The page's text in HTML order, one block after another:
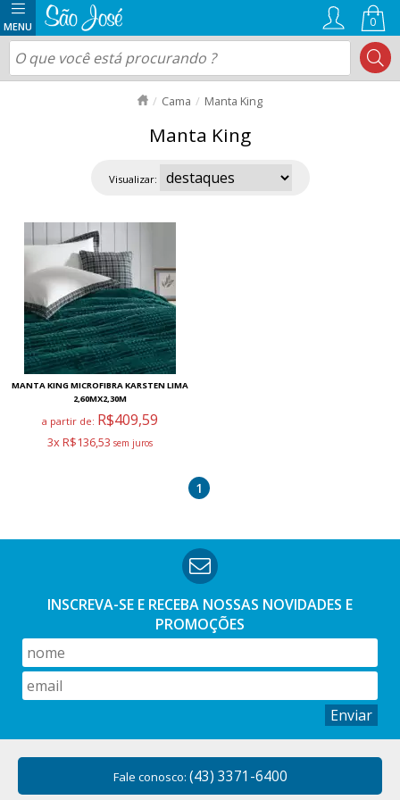
0
Cama Manta King
Manta King
Visualizar:
MANTA KING MICROFIBRA KARSTEN LIMA
2,60MX2,30M
a partir de: R$409,59
3x R$136,53
1
INSCREVA-SE E RECEBA NOSSAS NOVIDADES E
PROMOÇÕES
Enviar
Fale conosco: (43) 3371-6400